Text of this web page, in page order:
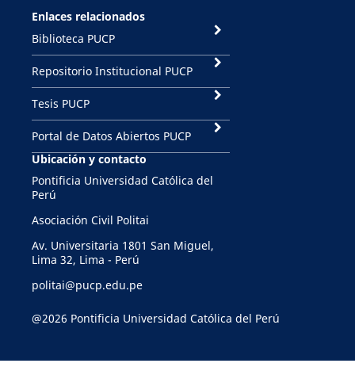
Enlaces relacionados
Biblioteca PUCP
Repositorio Institucional PUCP
Tesis PUCP
Portal de Datos Abiertos PUCP
Ubicación y contacto
Pontificia Universidad Católica del
Perú
Asociación Civil Politai
Av. Universitaria 1801 San Miguel,
Lima 32, Lima - Perú
politai@pucp.edu.pe
@2026 Pontificia Universidad Católica del Perú